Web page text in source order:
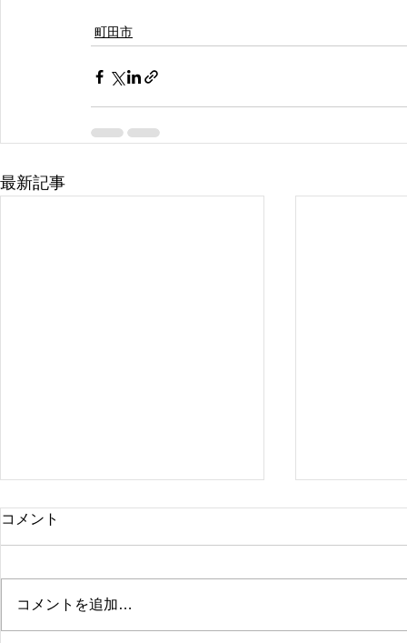
町田市
最新記事
町田市 O様邸 施工事例 町田市 M様
コメント
コメントを追加…